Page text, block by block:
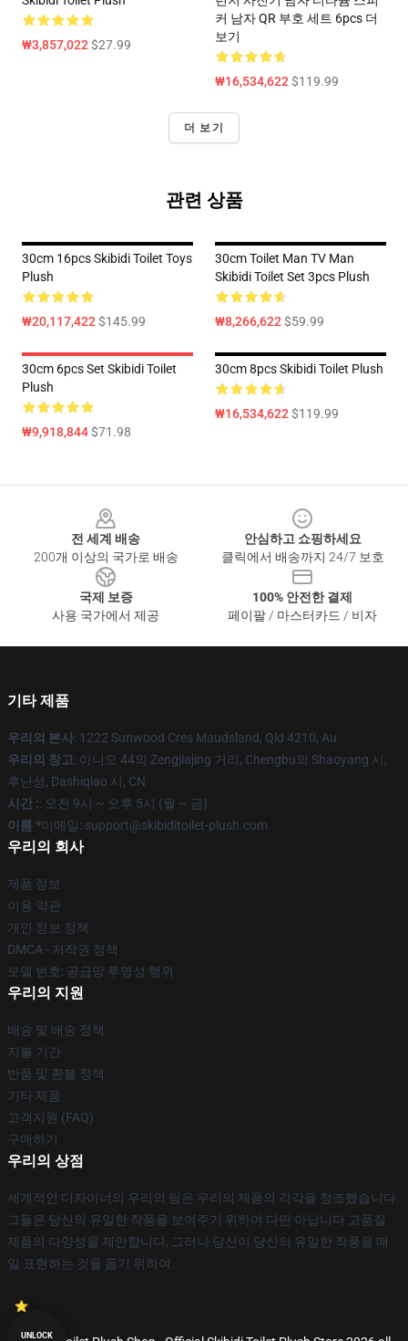
₩3,857,022$27.99
커 남자 QR 부호 세트 6pcs 더
보기
₩16,534,622$119.99
더 보기
관련 상품
30cm 16pcs Skibidi Toilet Toys
Plush
₩20,117,422$145.99
30cm Toilet Man TV Man
Skibidi Toilet Set 3pcs Plush
₩8,266,622$59.99
30cm 6pcs Set Skibidi Toilet
Plush
₩9,918,844$71.98
30cm 8pcs Skibidi Toilet Plush
₩16,534,622$119.99
전 세계 배송
200개 이상의 국가로 배송
안심하고 쇼핑하세요
클릭에서 배송까지 24/7 보호
국제 보증
사용 국가에서 제공
100% 안전한 결제
페이팔 / 마스터카드 / 비자
기타 제품
우리의 본사: 1222 Sunwood Cres Maudsland, Qld 4210, Au
우리의 창고: 아니오 44의 Zengjiajing 거리, Chengbu의 Shaoyang 시,
후난성, Dashiqiao 시, CN
시간 :: 오전 9시 ~ 오후 5시 (월 ~ 금)
이름 *이메일: support@skibiditoilet-plush.com
우리의 회사
제품 정보
이용 약관
개인 정보 정책
DMCA - 저작권 정책
모델 번호: 공급망 투명성 행위
우리의 지원
배송 및 배송 정책
지불 기간
반품 및 환불 정책
기타 제품
고객지원 (FAQ)
구매하기
우리의 상점
세계적인 디자이너의 우리의 팀은 우리의 제품의 각각을 창조했습니다.
그들은 당신의 유일한 작풍을 보여주기 위하여 다만 아닙니다 고품질
제품의 다양성을 제안합니다, 그러나 당신이 당신의 유일한 작풍을 매
일 표현하는 것을 돕기 위하여.
UNLOCK